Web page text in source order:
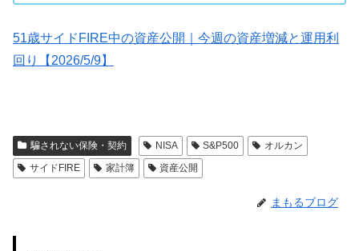
51歳サイドFIRE中の資産公開｜今週の資産増減と運用利
回り【2026/5/9】
騙されない保険・契約 NISA S&P500
オルカン
サイドFIRE
家計簿 資産公開
まもるブログ